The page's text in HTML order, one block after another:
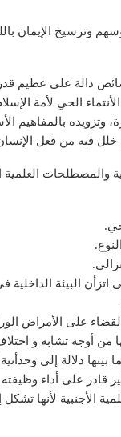
وترسيخ الإيمان
دالة على عظيم
الحي لأمة
بالمفاهيم
خلل فيه من فعل
العلمية
البيئة الداخلية
على الأمراض
أوجه تشابه و
بينها دلالة إلى
على أداء وظيفته
الأجنبية لأنها تشكل